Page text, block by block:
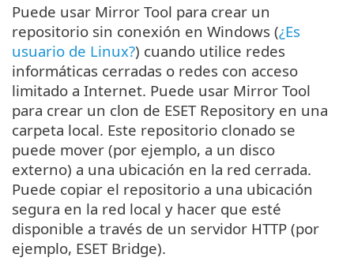
Puede usar Mirror Tool para crear un
repositorio sin conexión en Windows (¿Es
usuario de Linux?) cuando utilice redes
informáticas cerradas o redes con acceso
limitado a Internet. Puede usar Mirror Tool
para crear un clon de ESET Repository en una
carpeta local. Este repositorio clonado se
puede mover (por ejemplo, a un disco
externo) a una ubicación en la red cerrada.
Puede copiar el repositorio a una ubicación
segura en la red local y hacer que esté
disponible a través de un servidor HTTP (por
ejemplo, ESET Bridge).